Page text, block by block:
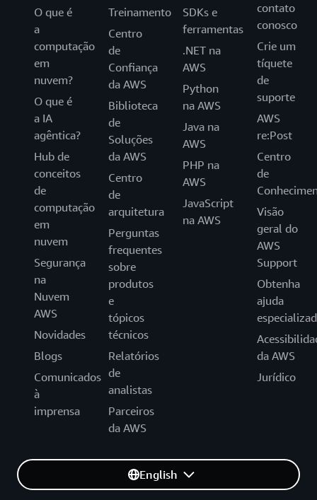
O que é
a
computação
em
nuvem?
O que é
a IA
agêntica?
Hub de
conceitos
de
computação
em
nuvem
Segurança
na
Nuvem
AWS
Novidades
Blogs
Comunicados
à
imprensa
Treinamento
Centro
de
Confiança
da AWS
Biblioteca
de
Soluções
da AWS
Centro
de
arquitetura
Perguntas
frequentes
sobre
produtos
e
tópicos
técnicos
Relatórios
de
analistas
Parceiros
da AWS
SDKs e
ferramentas
.NET na
AWS
Python
na AWS
Java na
AWS
PHP na
AWS
JavaScript
na AWS
contato
conosco
Crie um
tíquete
de
suporte
AWS
re:Post
Centro
de
Visão
geral do
AWS
Support
Obtenha
ajuda
da AWS
Jurídico
English